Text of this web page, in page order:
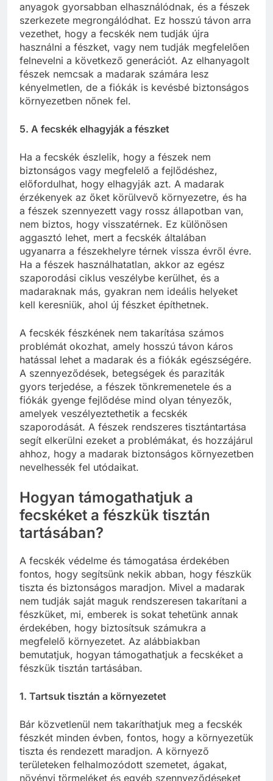
anyagok gyorsabban elhasználódnak, és a fészek
szerkezete megrongálódhat. Ez hosszú távon arra
vezethet, hogy a fecskék nem tudják újra
használni a fészket, vagy nem tudják megfelelően
felnevelni a következő generációt. Az elhanyagolt
fészek nemcsak a madarak számára lesz
kényelmetlen, de a fiókák is kevésbé biztonságos
környezetben nőnek fel.
5. A fecskék elhagyják a fészket
Ha a fecskék észlelik, hogy a fészek nem
biztonságos vagy megfelelő a fejlődéshez,
előfordulhat, hogy elhagyják azt. A madarak
érzékenyek az őket körülvevő környezetre, és ha
a fészek szennyezett vagy rossz állapotban van,
nem biztos, hogy visszatérnek. Ez különösen
aggasztó lehet, mert a fecskék általában
ugyanarra a fészekhelyre térnek vissza évről évre.
Ha a fészek használhatatlan, akkor az egész
szaporodási ciklus veszélybe kerülhet, és a
madaraknak más, gyakran nem ideális helyeket
kell keresniük, ahol új fészket építhetnek.
A fecskék fészkének nem takarítása számos
problémát okozhat, amely hosszú távon káros
hatással lehet a madarak és a fiókák egészségére.
A szennyeződések, betegségek és paraziták
gyors terjedése, a fészek tönkremenetele és a
fiókák gyenge fejlődése mind olyan tényezők,
amelyek veszélyeztethetik a fecskék
szaporodását. A fészek rendszeres tisztántartása
segít elkerülni ezeket a problémákat, és hozzájárul
ahhoz, hogy a madarak biztonságos környezetben
nevelhessék fel utódaikat.
Hogyan támogathatjuk a
fecskéket a fészkük tisztán
tartásában?
A fecskék védelme és támogatása érdekében
fontos, hogy segítsünk nekik abban, hogy fészkük
tiszta és biztonságos maradjon. Mivel a madarak
nem tudják saját maguk rendszeresen takarítani a
fészküket, mi, emberek is sokat tehetünk annak
érdekében, hogy biztosítsuk számukra a
megfelelő környezetet. Az alábbiakban
bemutatjuk, hogyan támogathatjuk a fecskéket a
fészkük tisztán tartásában.
1. Tartsuk tisztán a környezetet
Bár közvetlenül nem takaríthatjuk meg a fecskék
fészkét minden évben, fontos, hogy a környezetük
tiszta és rendezett maradjon. A környező
területeken felhalmozódott szemetet, ágakat,
növényi törmeléket és egyéb szennyeződéseket